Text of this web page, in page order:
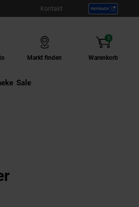
Kontakt
Markt finden Warenkorb
0
Artikel
Link:
Sale